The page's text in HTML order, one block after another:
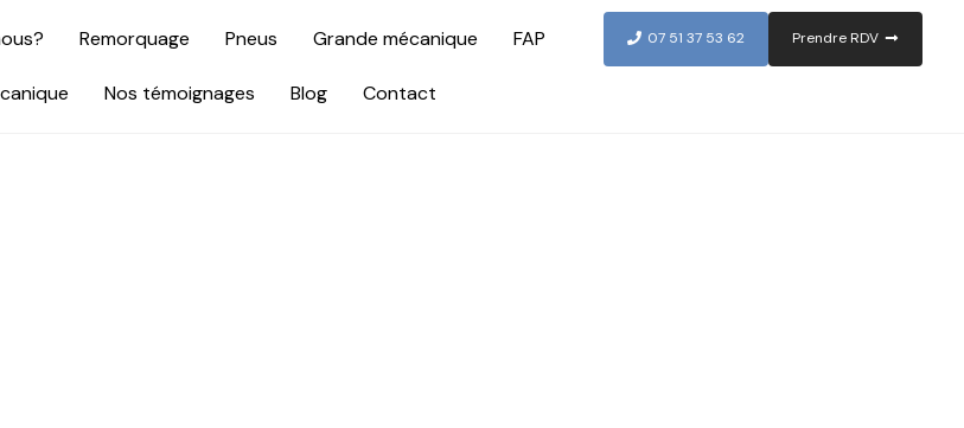
Remorquage Pneus Grande mécanique FAP
Nos témoignages Blog Contact
07 51 37 53 62 Prendre RDV